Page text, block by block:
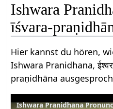
Ishwara
īśvara-
Hier kannst du hören,
Ishwara Pranidhana,
praṇidhāna